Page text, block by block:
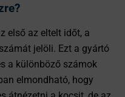
első az eltelt időt, a
jelöli. Ezt a gyártó
a különböző számok
elmondható, hogy